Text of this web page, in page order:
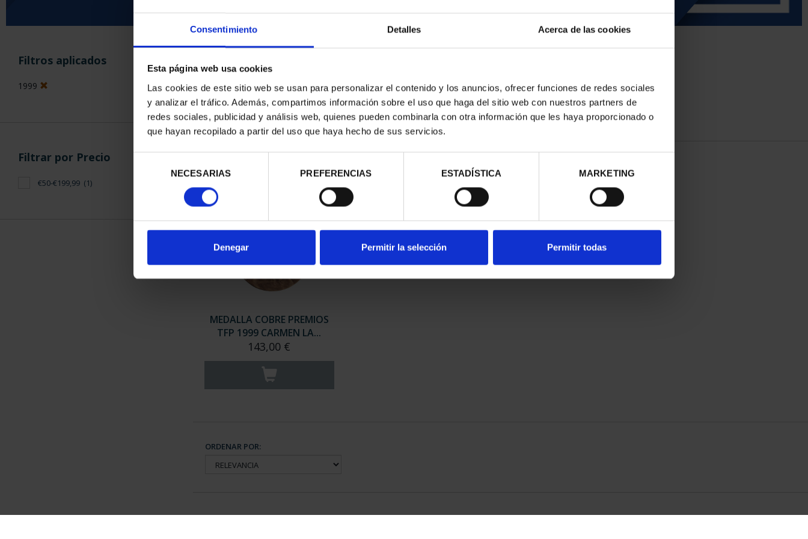
Consentimiento Detalles Acerca de las cookies
Esta página web usa cookies
Las cookies de este sitio web se usan para personalizar el contenido y los anuncios, ofrecer funciones de redes sociales
y analizar el tráfico. Además, compartimos información sobre el uso que haga del sitio web con nuestros partners de
redes sociales, publicidad y análisis web, quienes pueden combinarla con otra información que les haya proporcionado o
que hayan recopilado a partir del uso que haya hecho de sus servicios.
consentimiento
NECESARIAS PREFERENCIAS ESTADÍSTICA MARKETING
Denegar Permitir la selección Permitir todas
Filtros aplicados
1999
Filtrar por Precio
€50-€199,99 (1)
Has buscado "año gaudí"
ORDENAR POR:
MEDALLA COBRE PREMIOS
TFP 1999 CARMEN LA...
143,00 €
ORDENAR POR: